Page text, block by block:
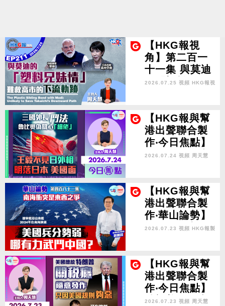
【HKG報視
角】第二百一
十一集 與莫迪
的「塑料兄妹
2026.07.25 視頻 HKG報視
【HKG報與幫
港出聲聯合製
作‧今日焦點】
三國外長鬥法
不見日外相 明
落日本 美國面
2026.07.24 視頻 周天慧
【HKG報與幫
港出聲聯合製
作‧華山論勢】
第四百八十一
兵分勢弱 哪有
力武鬥中國？
2026.07.23 視頻 HKG報製
【HKG報與幫
港出聲聯合製
作‧今日焦點】
特朗普關稅癮
2026.07.23 視頻 周天慧